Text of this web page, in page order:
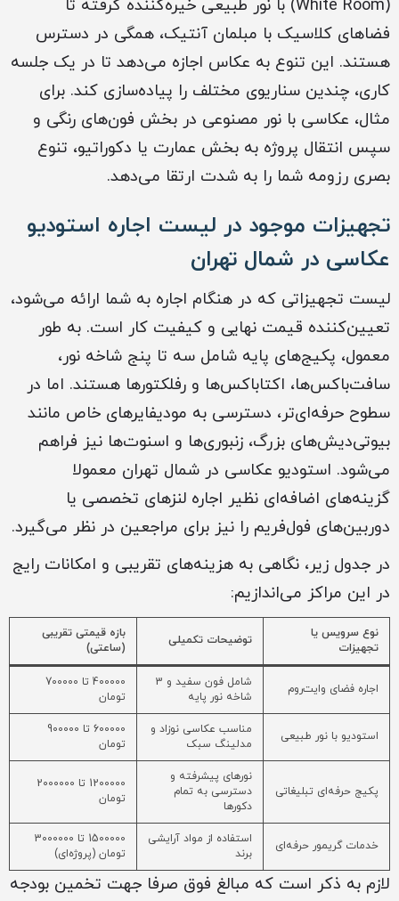
(White Room) با نور طبیعی خیره‌کننده گرفته تا
فضاهای کلاسیک با مبلمان آنتیک، همگی در دسترس
هستند. این تنوع به عکاس اجازه می‌دهد تا در یک جلسه
کاری، چندین سناریوی مختلف را پیاده‌سازی کند. برای
مثال، عکاسی با نور مصنوعی در بخش فون‌های رنگی و
سپس انتقال پروژه به بخش عمارت یا دکوراتیو، تنوع
بصری رزومه شما را به شدت ارتقا می‌دهد.
تجهیزات موجود در لیست اجاره استودیو
عکاسی در شمال تهران
لیست تجهیزاتی که در هنگام اجاره به شما ارائه می‌شود،
تعیین‌کننده قیمت نهایی و کیفیت کار است. به طور
معمول، پکیج‌های پایه شامل سه تا پنج شاخه نور،
سافت‌باکس‌ها، اکتاباکس‌ها و رفلکتورها هستند. اما در
سطوح حرفه‌ای‌تر، دسترسی به مودیفایرهای خاص مانند
بیوتی‌دیش‌های بزرگ، زنبوری‌ها و اسنوت‌ها نیز فراهم
می‌شود. استودیو عکاسی در شمال تهران معمولا
گزینه‌های اضافه‌ای نظیر اجاره لنزهای تخصصی یا
دوربین‌های فول‌فریم را نیز برای مراجعین در نظر می‌گیرد.
در جدول زیر، نگاهی به هزینه‌های تقریبی و امکانات رایج
در این مراکز می‌اندازیم:
نوع سرویس یا
تجهیزات
توضیحات تکمیلی
بازه قیمتی تقریبی
(ساعتی)
اجاره فضای وایت‌روم
شامل فون سفید و 3
شاخه نور پایه
400000 تا 700000
تومان
استودیو با نور طبیعی
مناسب عکاسی نوزاد و
مدلینگ سبک
600000 تا 900000
تومان
پکیج حرفه‌ای تبلیغاتی
نورهای پیشرفته و
دسترسی به تمام
دکورها
1200000 تا 2000000
تومان
خدمات گریمور حرفه‌ای
استفاده از مواد آرایشی
برند
1500000 تا 3000000
تومان (پروژه‌ای)
لازم به ذکر است که مبالغ فوق صرفا جهت تخمین بودجه